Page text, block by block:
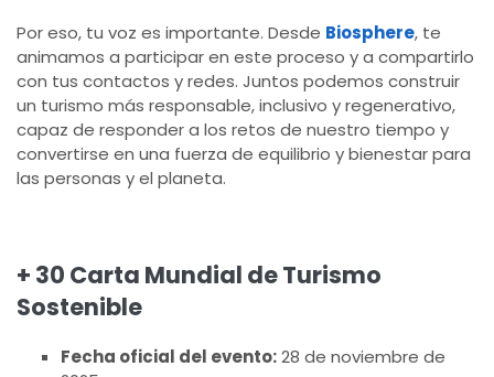
Por eso, tu voz es importante. Desde Biosphere, te
animamos a participar en este proceso y a compartirlo
con tus contactos y redes. Juntos podemos construir
un turismo más responsable, inclusivo y regenerativo,
capaz de responder a los retos de nuestro tiempo y
convertirse en una fuerza de equilibrio y bienestar para
las personas y el planeta.
+ 30 Carta Mundial de Turismo
Sostenible
Fecha oficial del evento:28 de noviembre de